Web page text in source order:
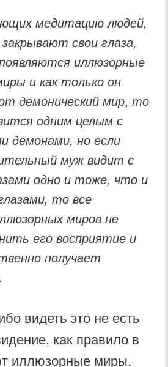
медитацию людей,
свои глаза,
иллюзорные
и как только он
демонический мир, то
одним целым с
демонами, но если
муж видит с
одно и тоже, что и
то все
миров не
его восприятие и
получает
видеть это не есть
как правило в
иллюзорные миры.